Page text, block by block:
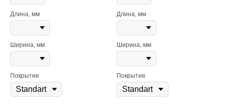
Длина, мм
Ширина, мм
Покрытие
Длина, мм
Ширина, мм
Покрытие